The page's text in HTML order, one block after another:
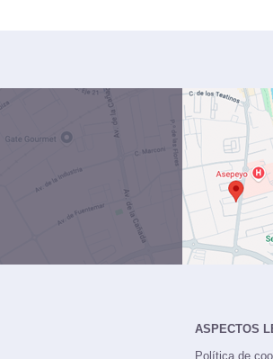
ASPECTOS
Política de